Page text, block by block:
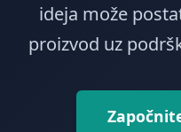
ideja može
proizvod uz